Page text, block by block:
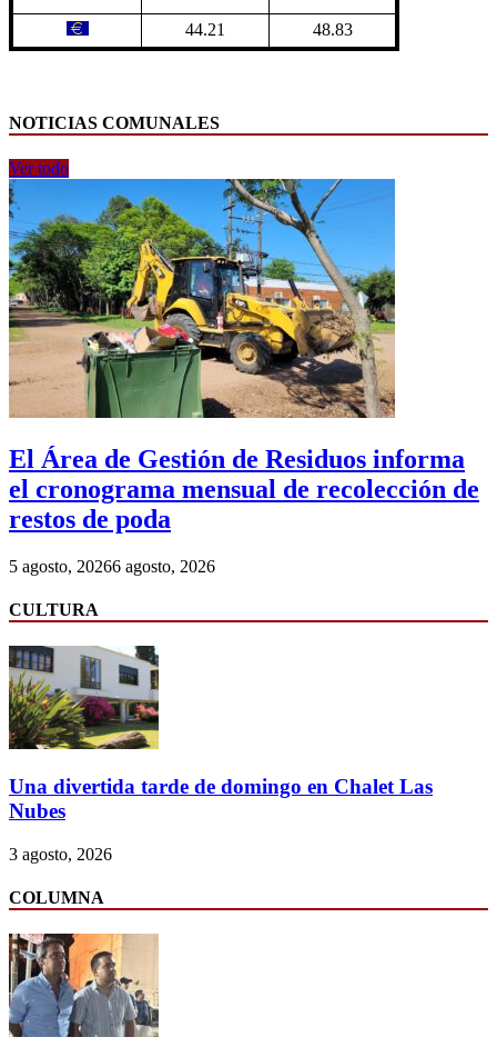
44.21 48.83
NOTICIAS COMUNALES
Ver todo
El Área de Gestión de Residuos informa
el cronograma mensual de recolección de
restos de poda
5 agosto, 20266 agosto, 2026
CULTURA
Una divertida tarde de domingo en Chalet Las
Nubes
3 agosto, 2026
COLUMNA